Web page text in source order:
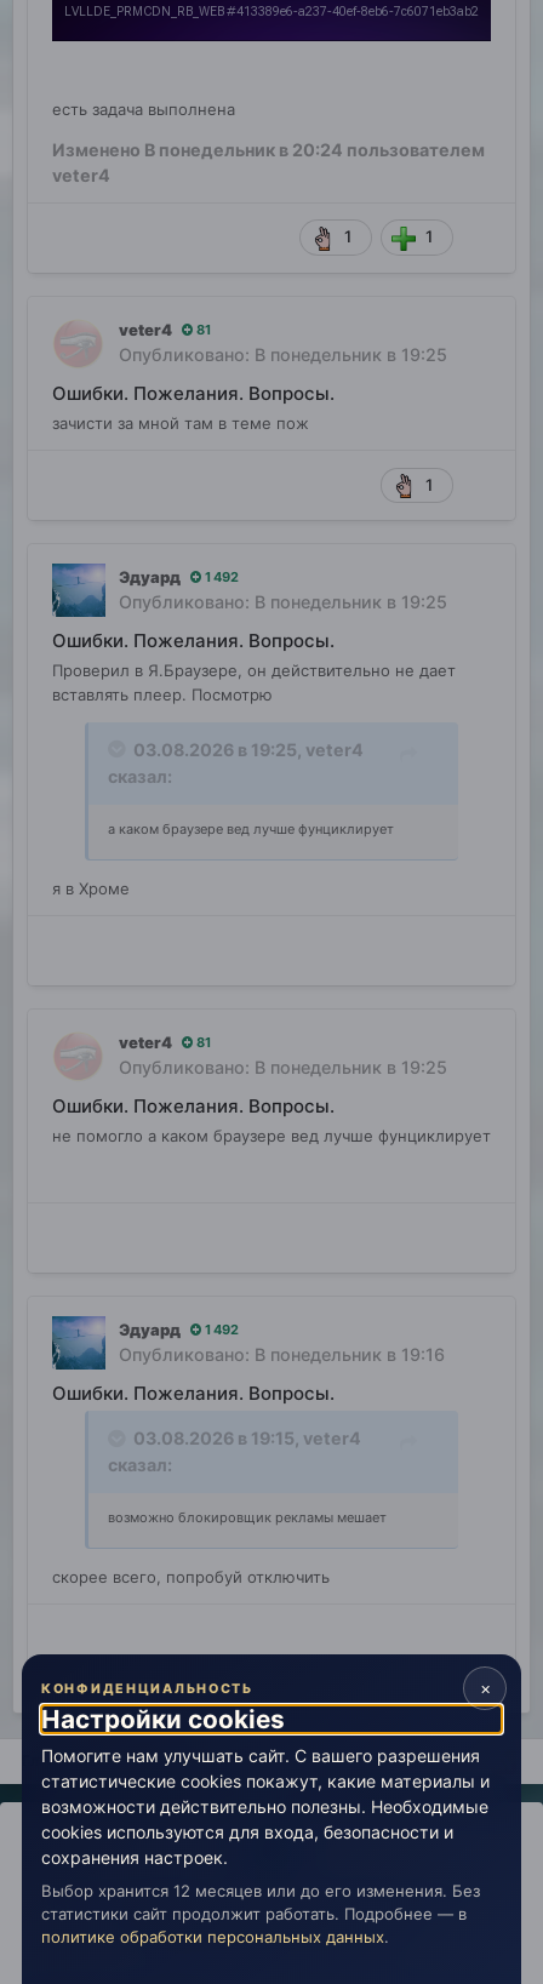
есть задача выполнена
Изменено В понедельник в 20:24 пользователем
veter4
1 1
veter4 81
Опубликовано: В понедельник в 19:25
Ошибки. Пожелания. Вопросы.
зачисти за мной там в теме пож
1
Эдуард 1 492
Опубликовано: В понедельник в 19:25
Ошибки. Пожелания. Вопросы.
Проверил в Я.Браузере, он действительно не дает
вставлять плеер. Посмотрю
03.08.2026 в 19:25, veter4
сказал:
а каком браузере вед лучше фунциклирует
я в Хроме
veter4 81
Опубликовано: В понедельник в 19:25
Ошибки. Пожелания. Вопросы.
не помогло а каком браузере вед лучше фунциклирует
Эдуард 1 492
Опубликовано: В понедельник в 19:16
Ошибки. Пожелания. Вопросы.
03.08.2026 в 19:15, veter4
сказал:
возможно блокировщик рекламы мешает
скорее всего, попробуй отключить
Главная Поиск
IPS ThemebyIPSFocus
Политика конфиденциальности
Обратная связь
Настройки cookies
copyright © 2026 Живая Эзотерика
×
КОНФИДЕНЦИАЛЬНОСТЬ
Настройки cookies
Помогите нам улучшать сайт. С вашего разрешения
статистические cookies покажут, какие материалы и
возможности действительно полезны. Необходимые
cookies используются для входа, безопасности и
сохранения настроек.
Выбор хранится 12 месяцев или до его изменения. Без
статистики сайт продолжит работать. Подробнее — в
политике обработки персональных данных.